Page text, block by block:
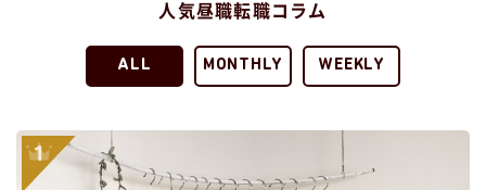
人気昼職転職コラム
ALL MONTHLY WEEKLY